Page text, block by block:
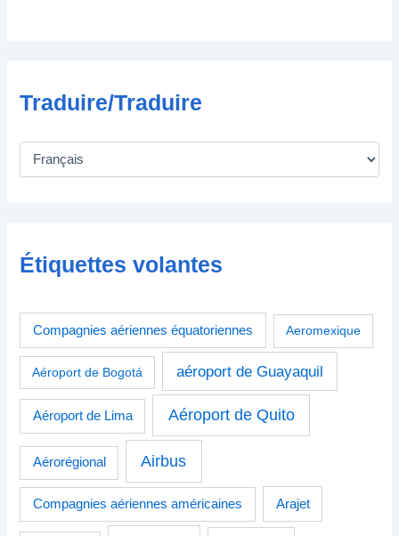
Traduire/Traduire
Étiquettes volantes
Compagnies aériennes équatoriennes Aeromexique
Aéroport de Bogotá aéroport de Guayaquil
Aéroport de Lima Aéroport de Quito
Aérorégional Airbus
Compagnies aériennes américaines Arajet